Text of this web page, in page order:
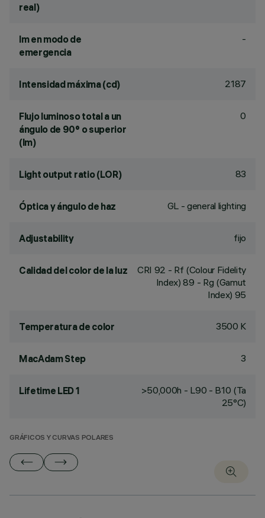
real)
lm en modo de
emergencia
-
Intensidad máxima (cd) 2187
Flujo luminoso total a un
ángulo de 90° o superior
(lm)
0
Light output ratio (LOR) 83
Óptica y ángulo de haz GL - general lighting
Adjustability fijo
Calidad del color de la luz CRI 92 - Rf (Colour Fidelity
Index) 89 - Rg (Gamut
Index) 95
Temperatura de color 3500 K
MacAdam Step 3
Lifetime LED 1
>50,000h - L90 - B10 (Ta
25°C)
GRÁFICOS Y CURVAS POLARES